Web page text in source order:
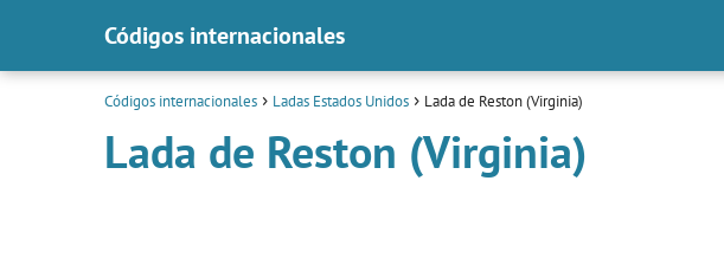
Códigos internacionales
Códigos internacionales Ladas Estados Unidos Lada de Reston (Virginia)
Lada de Reston (Virginia)